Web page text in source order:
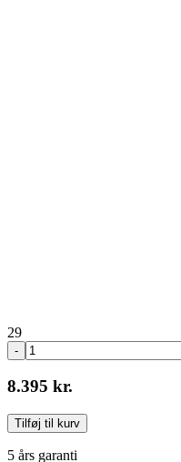
29
-
8.395 kr.
Tilføj til kurv
5 års garanti